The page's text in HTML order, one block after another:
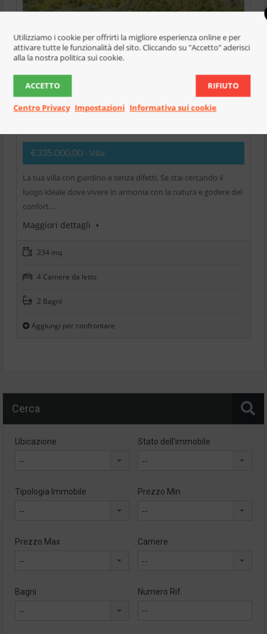
€335.000,00 - Villa
La tua villa con giardino e senza difetti. Se stai cercando il
luogo ideale dove vivere in armonia con la natura e godere del
confort…
Maggiori dettagli
234 mq
4 Camere da letto
2 Bagni
Aggiungi per confrontare
Cerca
Ubicazione
--
Stato dell'immobile
--
Tipologia Immobile
--
Prezzo Min
--
Prezzo Max
--
Camere
--
Bagni
--
Numero Rif.
Utilizziamo i cookie per offrirti la migliore esperienza online e per
attivare tutte le funzionalità del sito. Cliccando su "Accetto" aderisci
alla la nostra politica sui cookie.
ACCETTO RIFIUTO
Centro Privacy Impostazioni Informativa sui cookie